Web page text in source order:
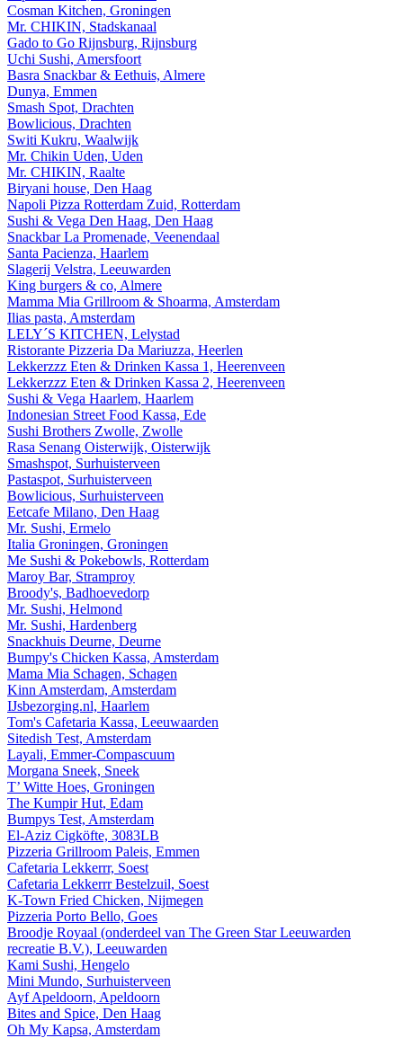
Cosman Kitchen, Groningen
Mr. CHIKIN, Stadskanaal
Gado to Go Rijnsburg, Rijnsburg
Uchi Sushi, Amersfoort
Basra Snackbar & Eethuis, Almere
Dunya, Emmen
Smash Spot, Drachten
Bowlicious, Drachten
Switi Kukru, Waalwijk
Mr. Chikin Uden, Uden
Mr. CHIKIN, Raalte
Biryani house, Den Haag
Napoli Pizza Rotterdam Zuid, Rotterdam
Sushi & Vega Den Haag, Den Haag
Snackbar La Promenade, Veenendaal
Santa Pacienza, Haarlem
Slagerij Velstra, Leeuwarden
King burgers & co, Almere
Mamma Mia Grillroom & Shoarma, Amsterdam
Ilias pasta, Amsterdam
LELY´S KITCHEN, Lelystad
Ristorante Pizzeria Da Mariuzza, Heerlen
Lekkerzzz Eten & Drinken Kassa 1, Heerenveen
Lekkerzzz Eten & Drinken Kassa 2, Heerenveen
Sushi & Vega Haarlem, Haarlem
Indonesian Street Food Kassa, Ede
Sushi Brothers Zwolle, Zwolle
Rasa Senang Oisterwijk, Oisterwijk
Smashspot, Surhuisterveen
Pastaspot, Surhuisterveen
Bowlicious, Surhuisterveen
Eetcafe Milano, Den Haag
Mr. Sushi, Ermelo
Italia Groningen, Groningen
Me Sushi & Pokebowls, Rotterdam
Maroy Bar, Stramproy
Broody's, Badhoevedorp
Mr. Sushi, Helmond
Mr. Sushi, Hardenberg
Snackhuis Deurne, Deurne
Bumpy's Chicken Kassa, Amsterdam
Mama Mia Schagen, Schagen
Kinn Amsterdam, Amsterdam
IJsbezorging.nl, Haarlem
Tom's Cafetaria Kassa, Leeuwaarden
Sitedish Test, Amsterdam
Layali, Emmer-Compascuum
Morgana Sneek, Sneek
T’ Witte Hoes, Groningen
The Kumpir Hut, Edam
Bumpys Test, Amsterdam
El-Aziz Cigköfte, 3083LB
Pizzeria Grillroom Paleis, Emmen
Cafetaria Lekkerrr, Soest
Cafetaria Lekkerrr Bestelzuil, Soest
K-Town Fried Chicken, Nijmegen
Pizzeria Porto Bello, Goes
Broodje Royaal (onderdeel van The Green Star Leeuwarden
recreatie B.V.), Leeuwarden
Kami Sushi, Hengelo
Mini Mundo, Surhuisterveen
Ayf Apeldoorn, Apeldoorn
Bites and Spice, Den Haag
Oh My Kapsa, Amsterdam